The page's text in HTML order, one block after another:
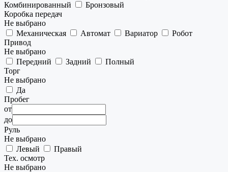
Комбинированный
Бронзовый
Коробка передач
Не выбрано
Механическая
Автомат Вариатор
Робот
Привод
Не выбрано
Передний
Задний
Полный
Торг
Не выбрано
Да
Пробег
от
до
Руль
Не выбрано
Левый
Правый
Тех. осмотр
Не выбрано